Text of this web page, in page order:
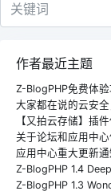
作者最近主题
Z-BlogPHP免费体
大家都在说的云安全
【又拍云存储】插
关于论坛和应用中
应用中心重大更新通
Z-BlogPHP 1.4
Z-BlogPHP 1.3